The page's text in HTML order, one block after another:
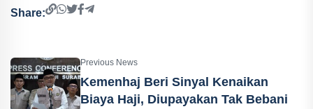
Share:
Previous News
Kemenhaj Beri Sinyal Kenaikan
Biaya Haji, Diupayakan Tak Bebani